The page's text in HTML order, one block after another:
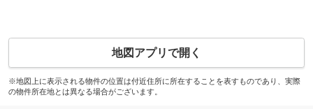
地図アプリで開く
※地図上に表示される物件の位置は付近住所に所在することを表すものであり、実際
の物件所在地とは異なる場合がございます。